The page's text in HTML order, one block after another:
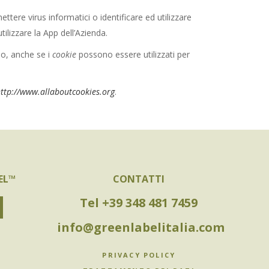
virus informatici o identificare ed utilizzare
la App dell’Azienda.
anche se i cookie possono essere utilizzati per
www.allaboutcookies.org.
CONTATTI
Tel +39 348 481 7459
info@greenlabelitalia.com
PRIVACY POLICY